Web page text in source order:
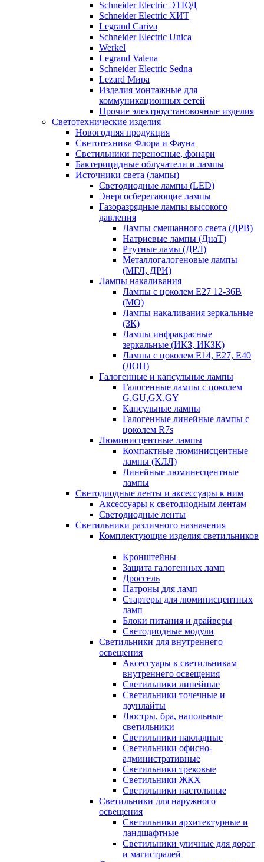
Schneider Electric ЭТЮД
Schneider Electric ХИТ
Legrand Cariva
Schneider Electric Unica
Werkel
Legrand Valena
Schneider Electric Sedna
Lezard Мира
Изделия монтажные для
коммуникационных сетей
Прочие электроустановочные изделия
Светотехнические изделия
Новогодняя продукция
Светотехника Флора и Фауна
Светильники переносные, фонари
Бактерицидные облучатели и лампы
Источники света (лампы)
Светодиодные лампы (LED)
Энергосберегающие лампы
Газоразрядные лампы высокого
давления
Лампы смешанного света (ДРВ)
Натриевые лампы (ДнаТ)
Ртутные ламы (ДРЛ)
Металлогалогеновые лампы
(МГЛ, ДРИ)
Лампы накаливания
Лампы с цоколем Е27 12-36В
(МО)
Лампы накаливания зеркальные
(ЗК)
Лампы инфракрасные
зеркальные (ИКЗ, ИКЗК)
Лампы с цоколем Е14, Е27, Е40
(ЛОН)
Галогенные и капсульные лампы
Галогенные лампы с цоколем
G,GU,GX,GY
Капсульные лампы
Галогенные линейные лампы с
цоколем R7s
Люминисцентные лампы
Компактные люминисцентные
лампы (КЛЛ)
Линейные люминесцентные
лампы
Светодиодные ленты и аксессуары к ним
Аксессуары к светодиодным лентам
Светодиодные ленты
Светильники различного назначения
Комплектующие изделия светильников
Кронштейны
Защита галогенных ламп
Дроссель
Патроны для ламп
Стартеры для люминисцентных
ламп
Блоки питания и драйверы
Светодиодные модули
Светильники для внутреннего
освещения
Аксессуары к светильникам
внутреннего освещения
Светильники линейные
Светильники точечные и
даунлайты
Люстры, бра, напольные
светильники
Светильники накладные
Светильники офисно-
административные
Светильники трековые
Светильники ЖКХ
Светильники настольные
Светильники для наружного
освещения
Светильники архитектурные и
ландшафтные
Светильники уличные для дорог
и магистралей